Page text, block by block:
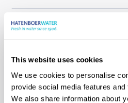
This website uses cookies
We use cookies to personalise
provide social media features
We also share information about
Voorlopige
Risicobeoordelingen